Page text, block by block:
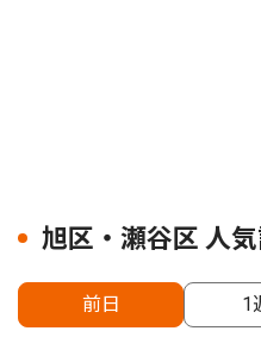
旭区・瀬谷区 人
前日 1